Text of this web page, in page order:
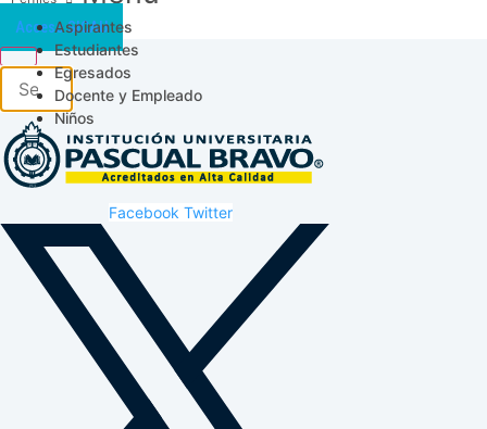
Aspirantes
Estudiantes
Egresados
Docente y Empleado
Niños
Acceso SICAU
Facebook Twitter